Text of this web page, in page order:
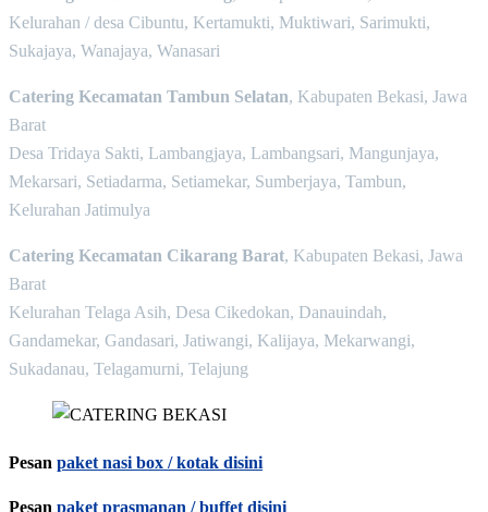
Kelurahan / desa Cibuntu, Kertamukti, Muktiwari, Sarimukti,
Sukajaya, Wanajaya, Wanasari
Catering Kecamatan Tambun Selatan, Kabupaten Bekasi, Jawa
Barat
Desa Tridaya Sakti, Lambangjaya, Lambangsari, Mangunjaya,
Mekarsari, Setiadarma, Setiamekar, Sumberjaya, Tambun,
Kelurahan Jatimulya
Catering Kecamatan Cikarang Barat, Kabupaten Bekasi, Jawa
Barat
Kelurahan Telaga Asih, Desa Cikedokan, Danauindah,
Gandamekar, Gandasari, Jatiwangi, Kalijaya, Mekarwangi,
Sukadanau, Telagamurni, Telajung
Pesan paket nasi box / kotak disini
Pesan paket prasmanan / buffet disini